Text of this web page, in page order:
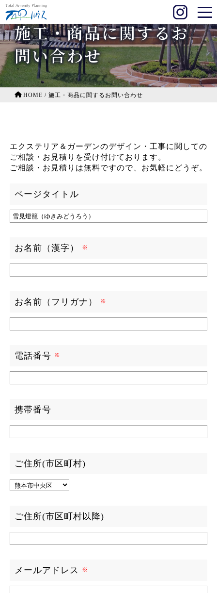
施工・商品に関するお
問い合わせ
HOME / 施工・商品に関するお問い合わせ
エクステリア＆ガーデンのデザイン・工事に関しての
ご相談・お見積りを受け付けております。
ご相談・お見積りは無料ですので、お気軽にどうぞ。
ページタイトル
お名前（漢字）
お名前（フリガナ）
電話番号
携帯番号
ご住所(市区町村)
ご住所(市区町村以降)
メールアドレス